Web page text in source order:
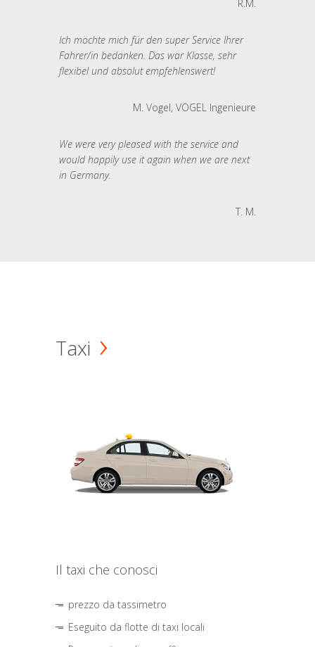
R.M.
Ich möchte mich für den super Service Ihrer
Fahrer/in bedanken. Das war Klasse, sehr
flexibel und absolut empfehlenswert!
M. Vogel, VOGEL Ingenieure
We were very pleased with the service and
would happily use it again when we are next
in Germany.
T. M.
Taxi
Il taxi che conosci
prezzo da tassimetro
Eseguito da flotte di taxi locali